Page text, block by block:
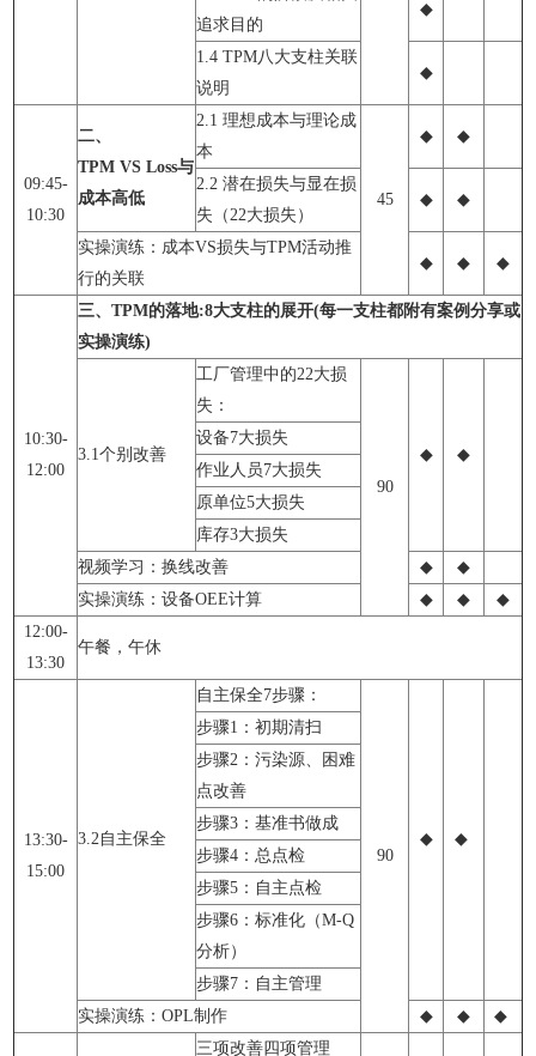
追求目的
◆
1.4 TPM八大支柱关联
说明
◆
09:45-
10:30
二、
TPM VS Loss与
成本高低
2.1 理想成本与理论成
本
45
◆ ◆
2.2 潜在损失与显在损
失（22大损失）
◆ ◆
实操演练：成本VS损失与TPM活动推
行的关联
◆ ◆ ◆
10:30-
12:00
三、TPM的落地:8大支柱的展开(每一支柱都附有案例分享或
实操演练)
3.1个别改善
工厂管理中的22大损
失：
90
◆ ◆
设备7大损失
作业人员7大损失
原单位5大损失
库存3大损失
视频学习：换线改善
◆
◆
实操演练：设备OEE计算
◆ ◆
◆
12:00-
13:30
午餐，午休
13:30-
15:00
3.2自主保全
自主保全7步骤：
90
◆ ◆
步骤1：初期清扫
步骤2：污染源、困难
点改善
步骤3：基准书做成
步骤4：总点检
步骤5：自主点检
步骤6：标准化（M-Q
分析）
步骤7：自主管理
实操演练：OPL制作
◆ ◆ ◆
三项改善四项管理